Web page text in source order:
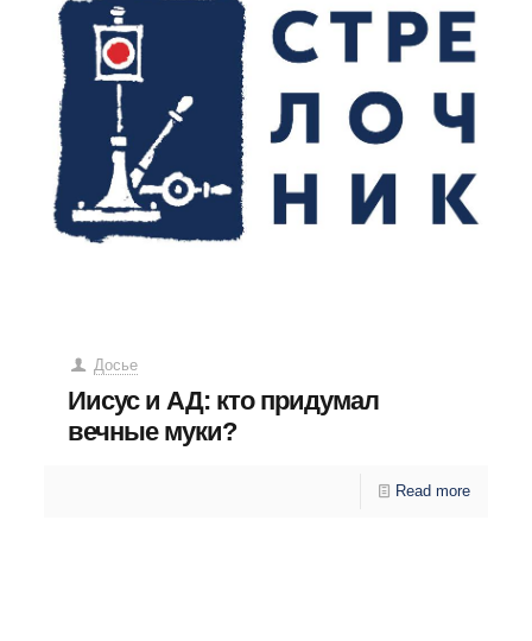
Досье
Иисус и АД: кто придумал
вечные муки?
Read more